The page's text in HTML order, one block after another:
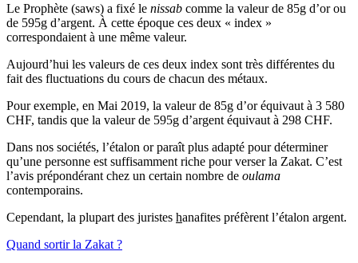
Le Prophète (saws) a fixé le nissab comme la valeur de 85g d’or ou
de 595g d’argent. À cette époque ces deux « index »
correspondaient à une même valeur.
Aujourd’hui les valeurs de ces deux index sont très différentes du
fait des fluctuations du cours de chacun des métaux.
Pour exemple, en Mai 2019, la valeur de 85g d’or équivaut à 3 580
CHF, tandis que la valeur de 595g d’argent équivaut à 298 CHF.
Dans nos sociétés, l’étalon or paraît plus adapté pour déterminer
qu’une personne est suffisamment riche pour verser la Zakat. C’est
l’avis prépondérant chez un certain nombre de oulama
contemporains.
Cependant, la plupart des juristes hanafites préfèrent l’étalon argent.
Quand sortir la Zakat ?